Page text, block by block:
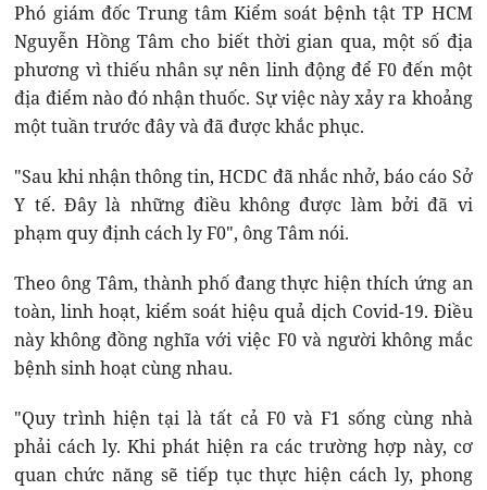
Phó giám đốc Trung tâm Kiểm soát bệnh tật TP HCM
Nguyễn Hồng Tâm cho biết thời gian qua, một số địa
phương vì thiếu nhân sự nên linh động để F0 đến một
địa điểm nào đó nhận thuốc. Sự việc này xảy ra khoảng
một tuần trước đây và đã được khắc phục.
"Sau khi nhận thông tin, HCDC đã nhắc nhở, báo cáo Sở
Y tế. Đây là những điều không được làm bởi đã vi
phạm quy định cách ly F0", ông Tâm nói.
Theo ông Tâm, thành phố đang thực hiện thích ứng an
toàn, linh hoạt, kiểm soát hiệu quả dịch Covid-19. Điều
này không đồng nghĩa với việc F0 và người không mắc
bệnh sinh hoạt cùng nhau.
"Quy trình hiện tại là tất cả F0 và F1 sống cùng nhà
phải cách ly. Khi phát hiện ra các trường hợp này, cơ
quan chức năng sẽ tiếp tục thực hiện cách ly, phong